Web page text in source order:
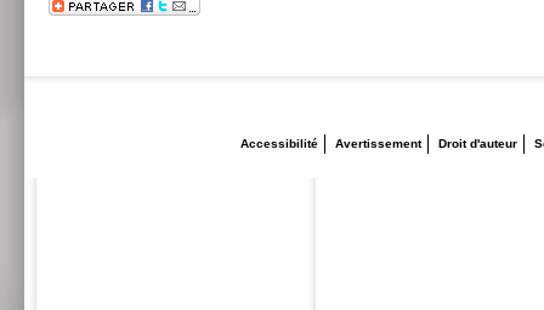
Accessibilité Avertissement Droit d'auteur